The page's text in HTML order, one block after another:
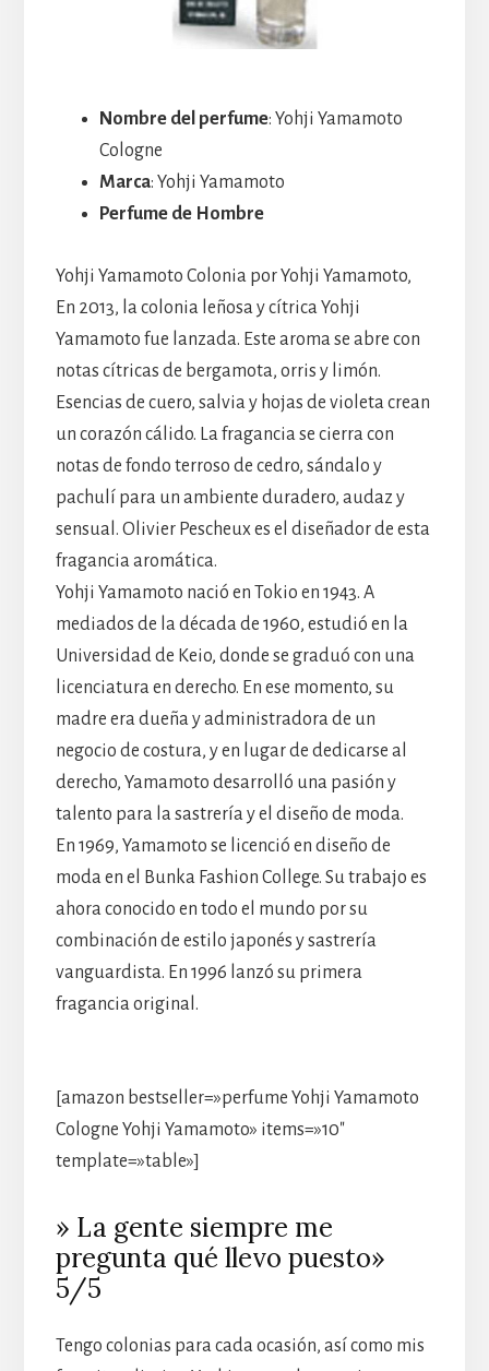
Nombre del perfume: Yohji Yamamoto
Cologne
Marca: Yohji Yamamoto
Perfume de Hombre
Yohji Yamamoto Colonia por Yohji Yamamoto,
En 2013, la colonia leñosa y cítrica Yohji
Yamamoto fue lanzada. Este aroma se abre con
notas cítricas de bergamota, orris y limón.
Esencias de cuero, salvia y hojas de violeta crean
un corazón cálido. La fragancia se cierra con
notas de fondo terroso de cedro, sándalo y
pachulí para un ambiente duradero, audaz y
sensual. Olivier Pescheux es el diseñador de esta
fragancia aromática.
Yohji Yamamoto nació en Tokio en 1943. A
mediados de la década de 1960, estudió en la
Universidad de Keio, donde se graduó con una
licenciatura en derecho. En ese momento, su
madre era dueña y administradora de un
negocio de costura, y en lugar de dedicarse al
derecho, Yamamoto desarrolló una pasión y
talento para la sastrería y el diseño de moda.
En 1969, Yamamoto se licenció en diseño de
moda en el Bunka Fashion College. Su trabajo es
ahora conocido en todo el mundo por su
combinación de estilo japonés y sastrería
vanguardista. En 1996 lanzó su primera
fragancia original.
[amazon bestseller=»perfume Yohji Yamamoto
Cologne Yohji Yamamoto» items=»10″
template=»table»]
» La gente siempre me
pregunta qué llevo puesto»
5/5
Tengo colonias para cada ocasión, así como mis